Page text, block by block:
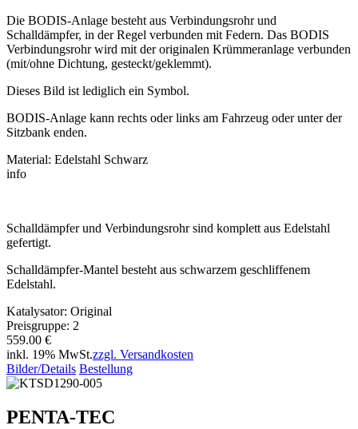
Die BODIS-Anlage besteht aus Verbindungsrohr und
Schalldämpfer, in der Regel verbunden mit Federn. Das BODIS
Verbindungsrohr wird mit der originalen Krümmeranlage verbunden
(mit/ohne Dichtung, gesteckt/geklemmt).
Dieses Bild ist lediglich ein Symbol.
BODIS-Anlage kann rechts oder links am Fahrzeug oder unter der
Sitzbank enden.
Material: Edelstahl Schwarz
info
Schalldämpfer und Verbindungsrohr sind komplett aus Edelstahl
gefertigt.
Schalldämpfer-Mantel besteht aus schwarzem geschliffenem
Edelstahl.
Katalysator: Original
Preisgruppe: 2
559.00 €
inkl. 19% MwSt.zzgl. Versandkosten
Bilder/Details Bestellung
PENTA-TEC